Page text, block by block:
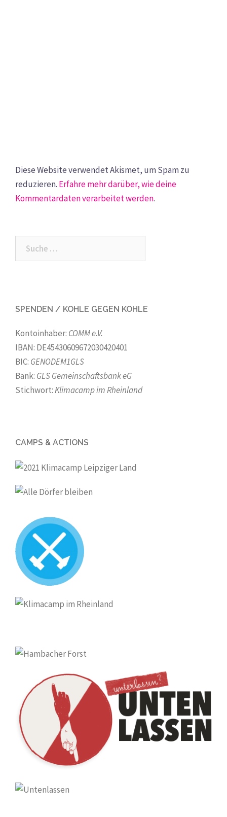
Diese Website verwendet Akismet, um Spam zu
reduzieren. Erfahre mehr darüber, wie deine
Kommentardaten verarbeitet werden.
SPENDEN / KOHLE GEGEN KOHLE
Kontoinhaber: COMM e.V.
IBAN: DE45430609672030420401
BIC: GENODEM1GLS
Bank: GLS Gemeinschaftsbank eG
Stichwort:Klimacamp im Rheinland
CAMPS & ACTIONS